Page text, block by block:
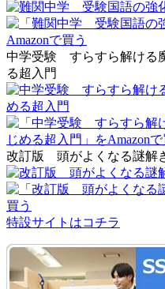
中学受験 すらすら解ける
る超入門
改訂版 頭がよくなる謎解
特設サイトはコチラ